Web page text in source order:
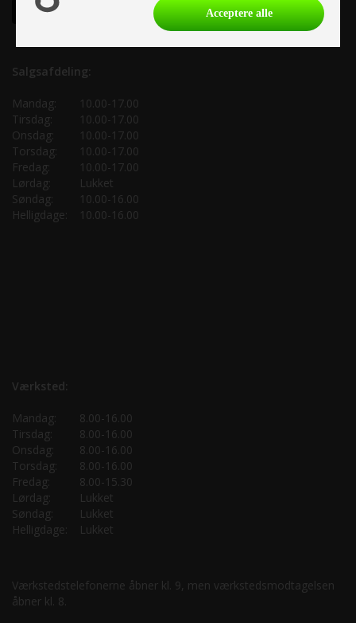
Salgsafdeling:
Mandag:
10.00-17.00
Tirsdag:
10.00-17.00
Onsdag:
10.00-17.00
Torsdag:
10.00-17.00
Fredag:
10.00-17.00
Lørdag:
Lukket
Søndag:
10.00-16.00
Helligdage:
10.00-16.00
Værksted:
Mandag:
8.00-16.00
Tirsdag:
8.00-16.00
Onsdag:
8.00-16.00
Torsdag:
8.00-16.00
Fredag:
8.00-15.30
Lørdag:
Lukket
Søndag:
Lukket
Helligdage:
Lukket
Værkstedstelefonerne åbner kl. 9, men værkstedsmodtagelsen
åbner kl. 8.
Acceptere alle